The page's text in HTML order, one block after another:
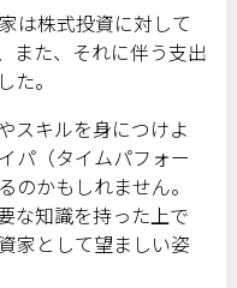
は株式投資に対して
また、それに伴う支出
。
スキルを身につけよ
パ（タイムパフォー
のかもしれません。
な知識を持った上で
家として望ましい姿